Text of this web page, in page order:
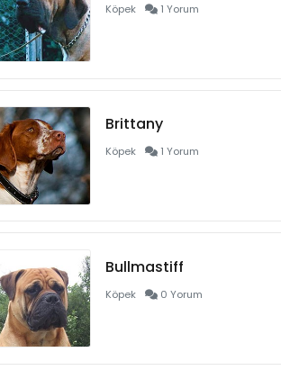
Köpek 1 Yorum
Brittany
Köpek 1 Yorum
Bullmastiff
Köpek 0 Yorum